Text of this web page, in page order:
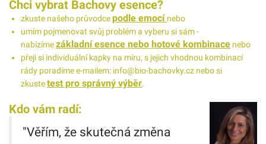
Chci vybrat Bachovy esence?
zkuste našeho průvodcepodle emocí nebo
umím pojmenovat svůj problém a vyberu si sám -
nabízímezákladní esence nebo hotové kombinace nebo
přeji si individuální kapky na míru, s jejich vhodnou kombinací
rády poradíme e-mailem: info@bio-bachovky.cz nebo si
zkustetest pro správný výběr.
Kdo vám radí:
"Věřím, že skutečná změna